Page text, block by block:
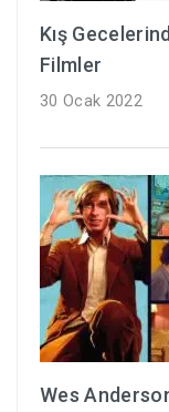
Kış
Filmler
30 Ocak 2022
Wes